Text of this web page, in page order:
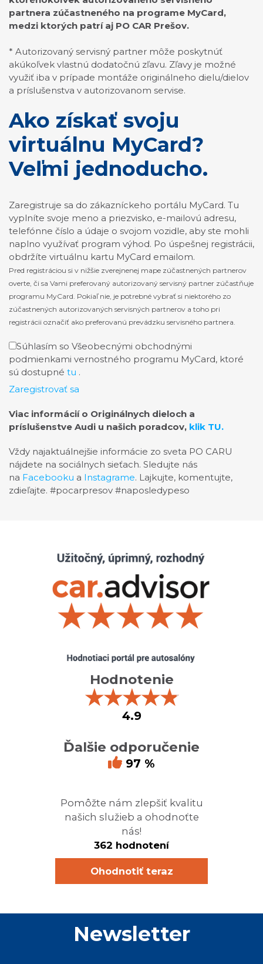
partnera zúčastneného na programe MyCard,
medzi ktorých patrí aj PO CAR Prešov.
* Autorizovaný servisný partner môže poskytnúť
akúkoľvek vlastnú dodatočnú zľavu. Zľavy je možné
využiť iba v prípade montáže originálneho dielu/dielov
a príslušenstva v autorizovanom servise.
Ako získať svoju
virtuálnu MyCard?
Veľmi jednoducho.
Zaregistruje sa do zákazníckeho portálu MyCard. Tu
vyplníte svoje meno a priezvisko, e-mailovú adresu,
telefónne číslo a údaje o svojom vozidle, aby ste mohli
naplno využívať program výhod. Po úspešnej registrácii,
obdržíte virtuálnu kartu MyCard emailom.
Pred registráciou si v nižšie zverejnenej mape zúčastnených partnerov
overte, či sa Vami preferovaný autorizovaný servisný partner zúčastňuje
programu MyCard. Pokiaľ nie, je potrebné vybrať si niektorého zo
zúčastnených autorizovaných servisných partnerov a toho pri
registrácii označiť ako preferovanú prevádzku servisného partnera.
Súhlasím so Všeobecnými obchodnými
podmienkami vernostného programu MyCard, ktoré
sú dostupné tu .
Zaregistrovať sa
Viac informácií o Originálnych dieloch a
príslušenstve Audi u našich poradcov, klik TU.
Vždy najaktuálnejšie informácie zo sveta PO CARU
nájdete na sociálnych sieťach. Sledujte nás
na Facebooku a Instagrame. Lajkujte, komentujte,
zdieľajte. #pocarpresov #naposledypeso
Hodnotenie
★★★★★
4.9
Ďalšie odporučenie
97 %
Pomôžte nám zlepšiť kvalitu
našich služieb a ohodnoťte
nás!
362 hodnotení
Ohodnotiť teraz
Newsletter